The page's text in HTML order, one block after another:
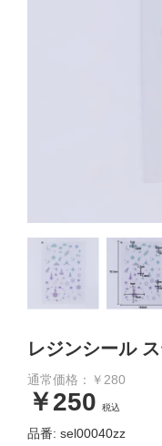
レジンシール
通常価格：￥280
￥250 税込
品番: sel00040zz